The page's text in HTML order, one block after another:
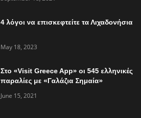
4 λόγοι να επισκεφτείτε τα Λιχαδονήσια
May 18, 2023
Στο «Visit Greece App» οι 545 ελληνικές
παραλίες με «Γαλάζια Σημαία»
June 15, 2021